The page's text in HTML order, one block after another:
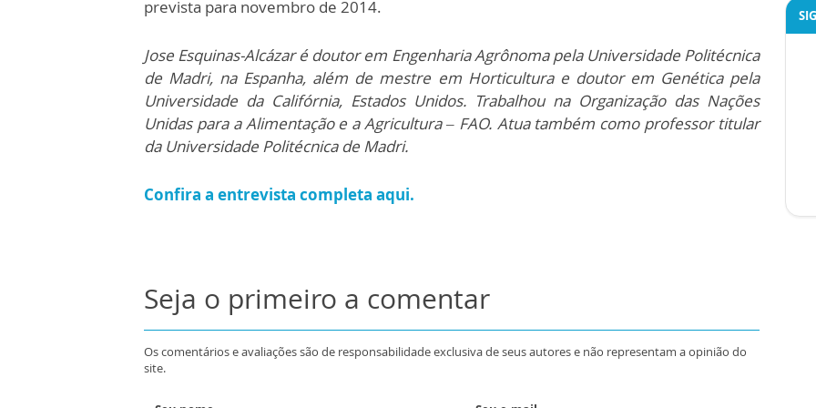
prevista para novembro de 2014.
Jose Esquinas-Alcázar é doutor em Engenharia Agrônoma pela Universidade Politécnica
de Madri, na Espanha, além de mestre em Horticultura e doutor em Genética pela
Universidade da Califórnia, Estados Unidos. Trabalhou na Organização das Nações
Unidas para a Alimentação e a Agricultura – FAO. Atua também como professor titular
da Universidade Politécnica de Madri.
Confira a entrevista completa aqui.
Seja o primeiro a comentar
Os comentários e avaliações são de responsabilidade exclusiva de seus autores e não representam a opinião do
site.